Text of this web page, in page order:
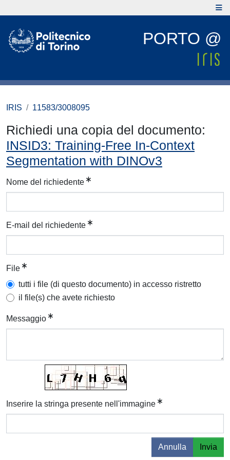
PORTO @
IRIS 11583/3008095
Richiedi una copia del documento:
INSID3: Training-Free In-Context
Segmentation with DINOv3
Nome del richiedente
E-mail del richiedente
File
tutti i file (di questo documento) in accesso ristretto
il file(s) che avete richiesto
Messaggio
Inserire la stringa presente nell'immagine
Annulla Invia